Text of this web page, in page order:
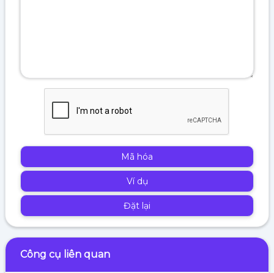
Mã hóa
Ví dụ
Đặt lại
Công cụ liên quan